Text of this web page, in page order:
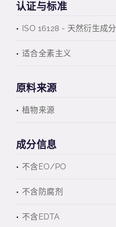
认证与标准
ISO 16128 - 天然衍生成分
适合全素主义
原料来源
植物来源
成分信息
不含EO/PO
不含防腐剂
不含EDTA